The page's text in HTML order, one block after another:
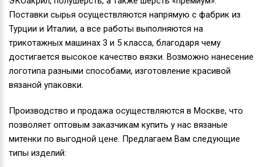
Поставки сырья осуществляются напрямую с фабрик из
Турции и Италии, а все работы выполняются на
трикотажных машинах 3 и 5 класса, благодаря чему
достигается высокое качество вязки. Возможно нанесение
логотипа разными способами, изготовление красивой
вязаной упаковки.
Производство и продажа осуществляются в Москве, что
позволяет оптовым заказчикам купить у нас вязаные
митенки по выгодной цене. Предлагаем Вам следующие
типы изделий: